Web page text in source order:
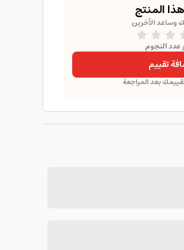
المنتج
وساعد الآخرين
عدد النجوم
تقييم
بعد المراجعة